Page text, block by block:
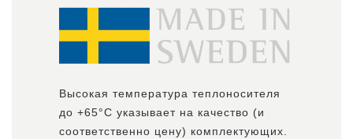
Высокая температура теплоносителя
до +65°С указывает на качество (и
соответственно цену) комплектующих.